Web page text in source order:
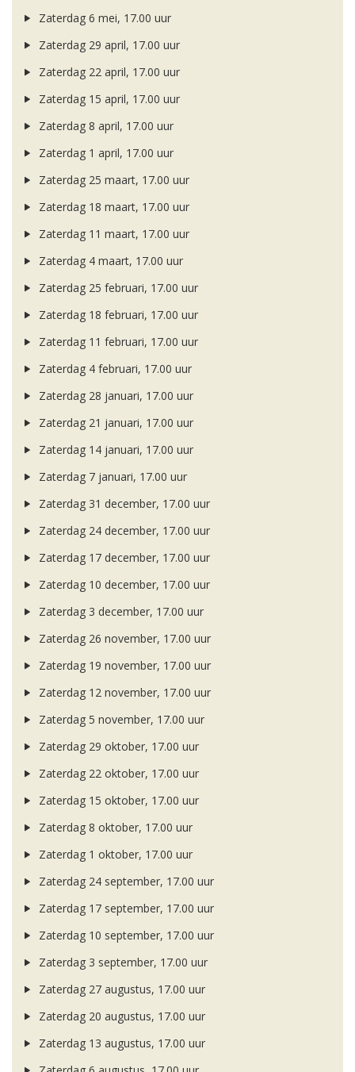
Zaterdag 6 mei, 17.00 uur
Zaterdag 29 april, 17.00 uur
Zaterdag 22 april, 17.00 uur
Zaterdag 15 april, 17.00 uur
Zaterdag 8 april, 17.00 uur
Zaterdag 1 april, 17.00 uur
Zaterdag 25 maart, 17.00 uur
Zaterdag 18 maart, 17.00 uur
Zaterdag 11 maart, 17.00 uur
Zaterdag 4 maart, 17.00 uur
Zaterdag 25 februari, 17.00 uur
Zaterdag 18 februari, 17.00 uur
Zaterdag 11 februari, 17.00 uur
Zaterdag 4 februari, 17.00 uur
Zaterdag 28 januari, 17.00 uur
Zaterdag 21 januari, 17.00 uur
Zaterdag 14 januari, 17.00 uur
Zaterdag 7 januari, 17.00 uur
Zaterdag 31 december, 17.00 uur
Zaterdag 24 december, 17.00 uur
Zaterdag 17 december, 17.00 uur
Zaterdag 10 december, 17.00 uur
Zaterdag 3 december, 17.00 uur
Zaterdag 26 november, 17.00 uur
Zaterdag 19 november, 17.00 uur
Zaterdag 12 november, 17.00 uur
Zaterdag 5 november, 17.00 uur
Zaterdag 29 oktober, 17.00 uur
Zaterdag 22 oktober, 17.00 uur
Zaterdag 15 oktober, 17.00 uur
Zaterdag 8 oktober, 17.00 uur
Zaterdag 1 oktober, 17.00 uur
Zaterdag 24 september, 17.00 uur
Zaterdag 17 september, 17.00 uur
Zaterdag 10 september, 17.00 uur
Zaterdag 3 september, 17.00 uur
Zaterdag 27 augustus, 17.00 uur
Zaterdag 20 augustus, 17.00 uur
Zaterdag 13 augustus, 17.00 uur